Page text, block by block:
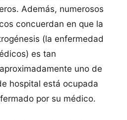
Además, numerosos
concuerdan en que la
(la enfermedad
es tan
uno de
hospital está ocupada
por su médico.